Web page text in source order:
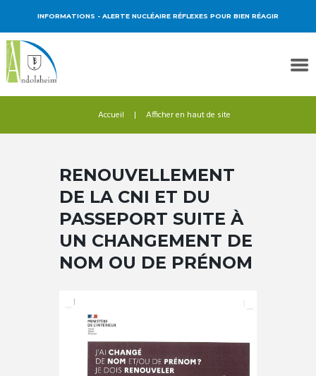
INFORMATIONS - ALERTE NUCLÉAIRE RÉFLEXES POUR BIEN RÉAGIR
Accueil Afficher en haut de site
RENOUVELLEMENT
DE LA CNI ET DU
PASSEPORT SUITE À
UN CHANGEMENT DE
NOM OU DE PRÉNOM